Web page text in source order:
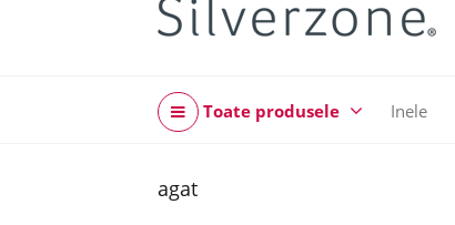
Toate produsele Inele
agat